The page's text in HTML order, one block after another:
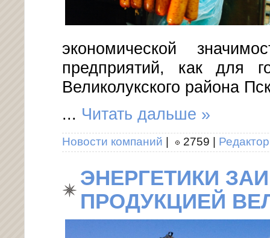
экономической
предприятий, как для
Великолукского района
... Читать дальше »
Новости компаний 2759 Редактор
ЭНЕРГЕТИКИ
ПРОДУКЦИЕЙ